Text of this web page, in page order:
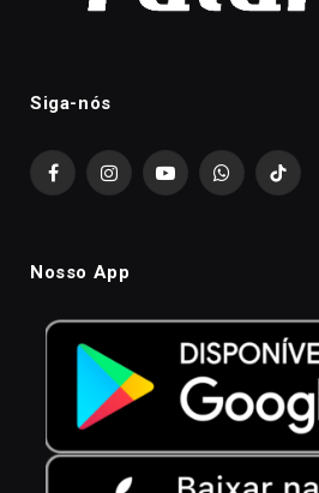
Siga-nós
FacebookInstagramYouTubeWhatsAppTikTok
Nosso App